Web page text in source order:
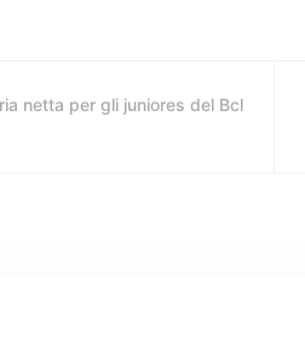
netta per gli juniores del Bcl